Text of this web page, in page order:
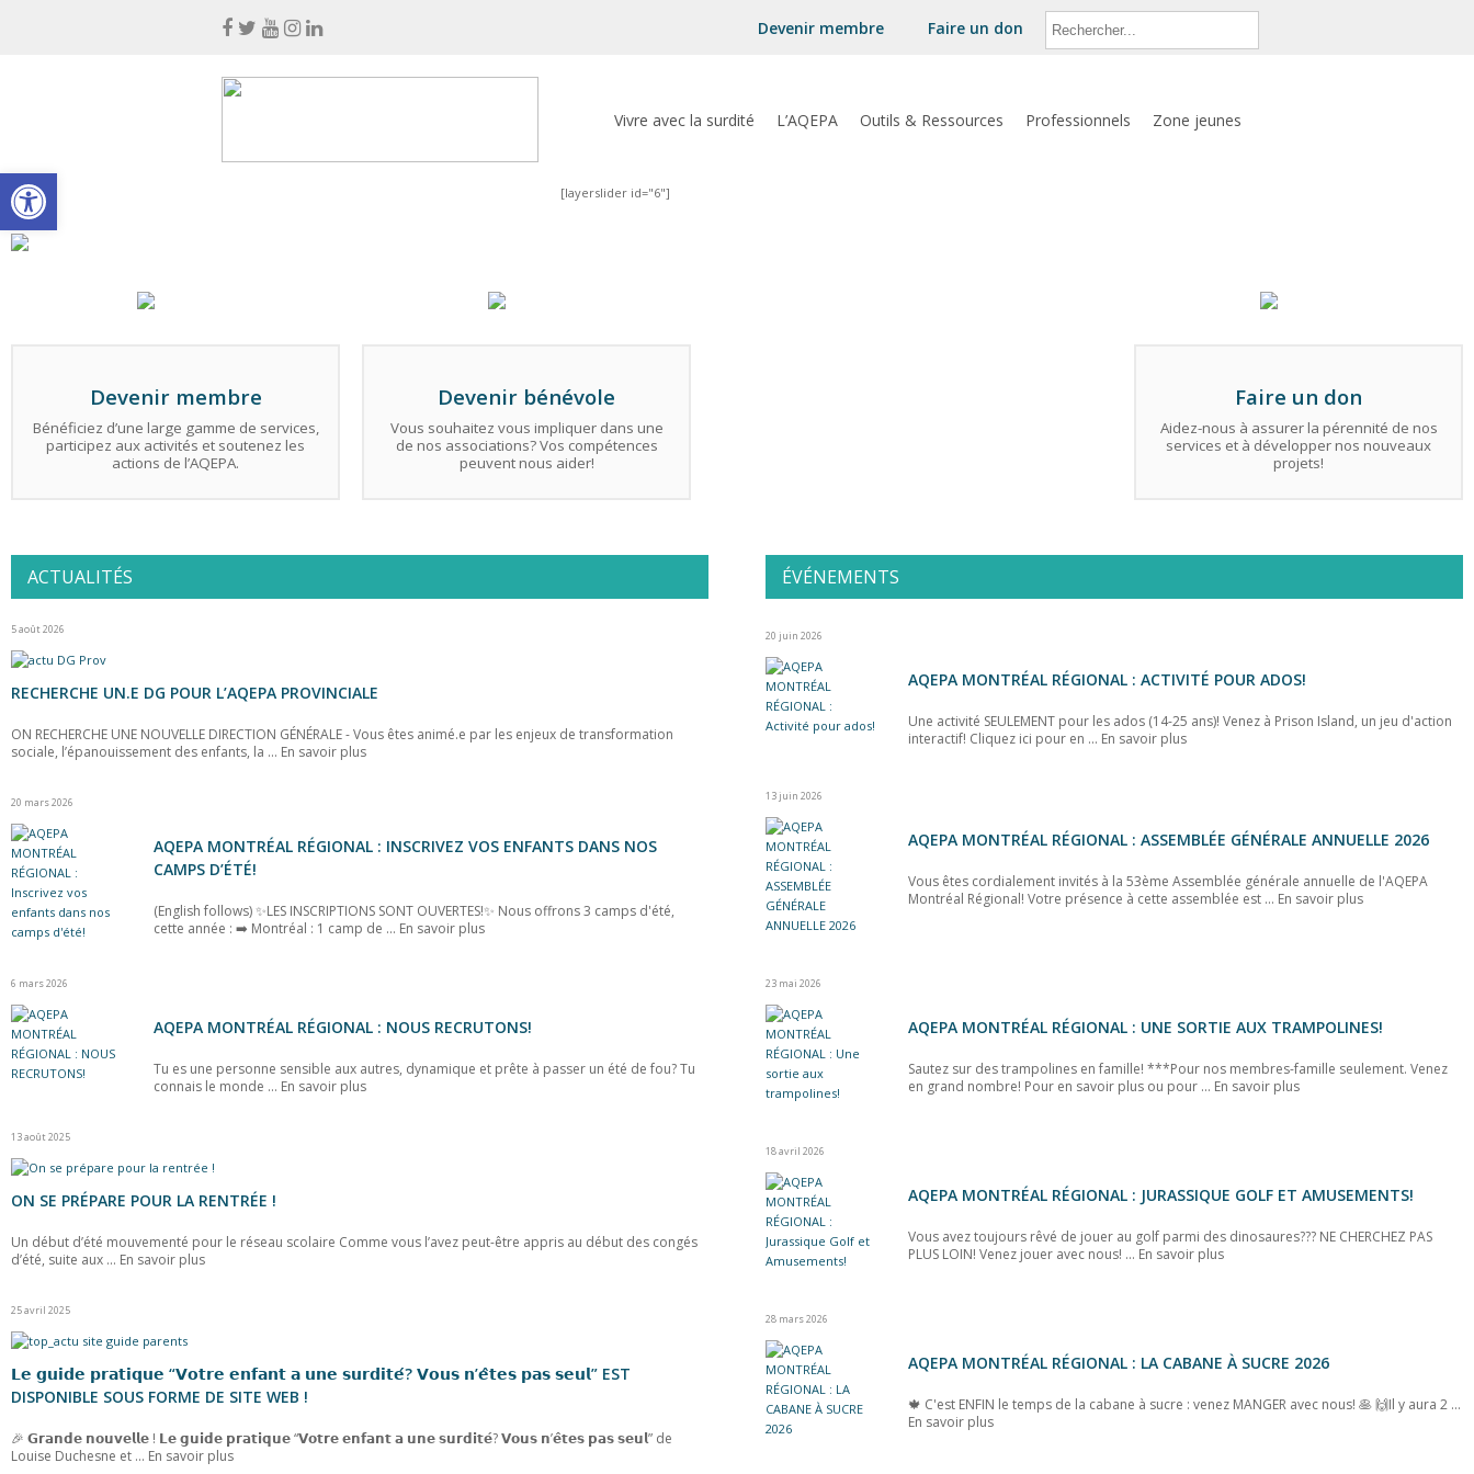
Devenir membre Faire un don
Vivre avec la surdité L’AQEPA Outils & Ressources Professionnels Zone jeunes
[layerslider id="6"]
Devenir membre
Bénéficiez d’une large gamme de services,
participez aux activités et soutenez les
actions de l’AQEPA.
Faire un don
Aidez-nous à assurer la pérennité de nos
services et à développer nos nouveaux
projets!
Devenir bénévole
Vous souhaitez vous impliquer dans une
de nos associations? Vos compétences
peuvent nous aider!
ACTUALITÉS
5 août 2026
RECHERCHE UN.E DG POUR L’AQEPA PROVINCIALE
ON RECHERCHE UNE NOUVELLE DIRECTION GÉNÉRALE - Vous êtes animé.e par les enjeux de transformation
sociale, l’épanouissement des enfants, la ... En savoir plus
20 mars 2026
AQEPA MONTRÉAL RÉGIONAL : INSCRIVEZ VOS ENFANTS DANS NOS
CAMPS D’ÉTÉ!
(English follows) ✨LES INSCRIPTIONS SONT OUVERTES!✨ Nous offrons 3 camps d'été,
cette année : ➡️ Montréal : 1 camp de ... En savoir plus
6 mars 2026
AQEPA MONTRÉAL RÉGIONAL : NOUS RECRUTONS!
Tu es une personne sensible aux autres, dynamique et prête à passer un été de fou? Tu
connais le monde ... En savoir plus
13 août 2025
ON SE PRÉPARE POUR LA RENTRÉE !
Un début d’été mouvementé pour le réseau scolaire Comme vous l’avez peut-être appris au début des congés
d’été, suite aux ... En savoir plus
25 avril 2025
𝗟𝗲 𝗴𝘂𝗶𝗱𝗲 𝗽𝗿𝗮𝘁𝗶𝗾𝘂𝗲 “𝗩𝗼𝘁𝗿𝗲 𝗲𝗻𝗳𝗮𝗻𝘁 𝗮 𝘂𝗻𝗲 𝘀𝘂𝗿𝗱𝗶𝘁𝗲́? 𝗩𝗼𝘂𝘀 𝗻’𝗲̂𝘁𝗲𝘀 𝗽𝗮𝘀 𝘀𝗲𝘂𝗹” EST
DISPONIBLE SOUS FORME DE SITE WEB !
🎉 𝗚𝗿𝗮𝗻𝗱𝗲 𝗻𝗼𝘂𝘃𝗲𝗹𝗹𝗲 ! 𝗟𝗲 𝗴𝘂𝗶𝗱𝗲 𝗽𝗿𝗮𝘁𝗶𝗾𝘂𝗲 “𝗩𝗼𝘁𝗿𝗲 𝗲𝗻𝗳𝗮𝗻𝘁 𝗮 𝘂𝗻𝗲 𝘀𝘂𝗿𝗱𝗶𝘁𝗲́? 𝗩𝗼𝘂𝘀 𝗻’𝗲̂𝘁𝗲𝘀 𝗽𝗮𝘀 𝘀𝗲𝘂𝗹” de
Louise Duchesne et ... En savoir plus
ÉVÉNEMENTS
20 juin 2026
AQEPA MONTRÉAL RÉGIONAL : ACTIVITÉ POUR ADOS!
Une activité SEULEMENT pour les ados (14-25 ans)! Venez à Prison Island, un jeu d'action
interactif! Cliquez ici pour en ... En savoir plus
13 juin 2026
AQEPA MONTRÉAL RÉGIONAL : ASSEMBLÉE GÉNÉRALE ANNUELLE 2026
Vous êtes cordialement invités à la 53ème Assemblée générale annuelle de l'AQEPA
Montréal Régional! Votre présence à cette assemblée est ... En savoir plus
23 mai 2026
AQEPA MONTRÉAL RÉGIONAL : UNE SORTIE AUX TRAMPOLINES!
Sautez sur des trampolines en famille! ***Pour nos membres-famille seulement. Venez
en grand nombre! Pour en savoir plus ou pour ... En savoir plus
18 avril 2026
AQEPA MONTRÉAL RÉGIONAL : JURASSIQUE GOLF ET AMUSEMENTS!
Vous avez toujours rêvé de jouer au golf parmi des dinosaures??? NE CHERCHEZ PAS
PLUS LOIN! Venez jouer avec nous! ... En savoir plus
28 mars 2026
AQEPA MONTRÉAL RÉGIONAL : LA CABANE À SUCRE 2026
🍁 C'est ENFIN le temps de la cabane à sucre : venez MANGER avec nous! 🥞 🙌Il y aura 2 ...
En savoir plus
Ouvrir la barre d’outils